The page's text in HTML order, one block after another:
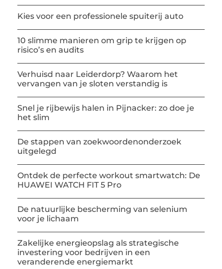
Kies voor een professionele spuiterij auto
10 slimme manieren om grip te krijgen op
risico’s en audits
Verhuisd naar Leiderdorp? Waarom het
vervangen van je sloten verstandig is
Snel je rijbewijs halen in Pijnacker: zo doe je
het slim
De stappen van zoekwoordenonderzoek
uitgelegd
Ontdek de perfecte workout smartwatch: De
HUAWEI WATCH FIT 5 Pro
De natuurlijke bescherming van selenium
voor je lichaam
Zakelijke energieopslag als strategische
investering voor bedrijven in een
veranderende energiemarkt